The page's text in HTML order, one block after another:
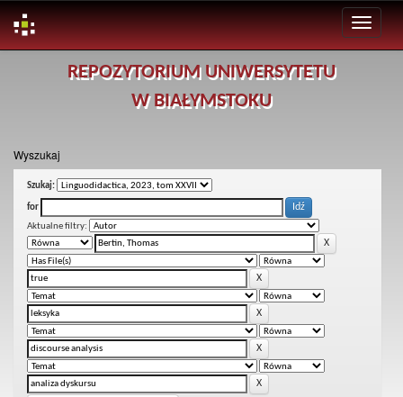
REPOZYTORIUM UNIWERSYTETU
W BIAŁYMSTOKU
Wyszukaj
Szukaj:
for
Aktualne filtry: